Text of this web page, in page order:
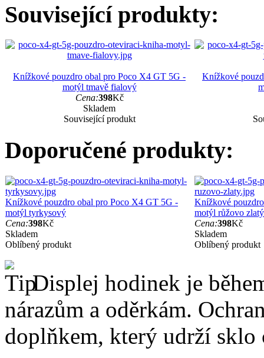
Související produkty:
Knížkové pouzdro obal pro Poco X4 GT 5G -
motýl tmavě fialový
Cena:398Kč
Skladem
Související produkt
Knížkové
Doporučené produkty:
Knížkové pouzdro obal pro Poco X4 GT 5G -
motýl tyrkysový
Cena:398Kč
Skladem
Oblíbený produkt
Knížkové
motýl růžovo zlatý
Cena:398Kč
Skladem
Oblíbený produkt
Displej hodinek je
nárazům a oděrkám.
doplňkem, který udrží sklo